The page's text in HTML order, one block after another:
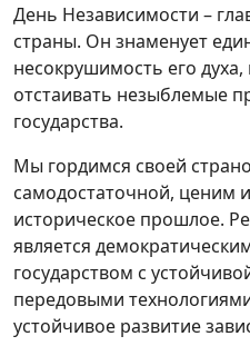
День Независимости –
страны. Он знаменует
несокрушимость его
отстаивать незыблемые
государства.
Мы гордимся своей
самодостаточной, ценим
историческое прошлое.
является
государством с
передовыми
устойчивое развитие